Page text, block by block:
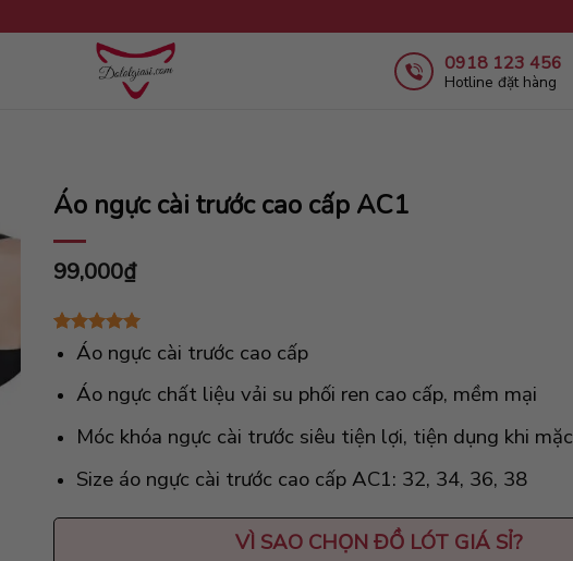
0918 123 456
Hotline đặt hàng
Áo ngực cài trước cao cấp AC1
99,000₫
5.00trên 5
dựa trên
đánh giá
Áo ngực cài trước cao cấp
Áo ngực chất liệu vải su phối ren cao cấp, mềm mại
Móc khóa ngực cài trước siêu tiện lợi, tiện dụng khi mặc
Size áo ngực cài trước cao cấp AC1: 32, 34, 36, 38
VÌ SAO CHỌNĐỒ LÓT GIÁ SỈ?